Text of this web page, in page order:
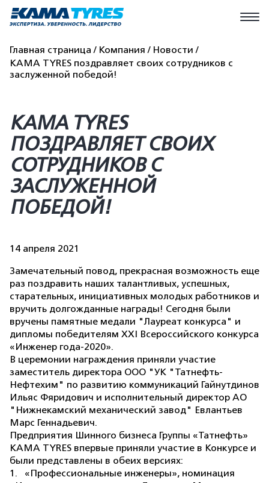
Главная страница Компания
Новости
KAMA TYRES поздравляет своих сотрудников с
заслуженной победой!
KAMA TYRES
ПОЗДРАВЛЯЕТ СВОИХ
СОТРУДНИКОВ С
ЗАСЛУЖЕННОЙ
ПОБЕДОЙ!
14 апреля 2021
Замечательный повод, прекрасная возможность еще
раз поздравить наших талантливых, успешных,
старательных, инициативных молодых работников и
вручить долгожданные награды! Сегодня были
вручены памятные медали "Лауреат конкурса" и
дипломы победителям XXI Всероссийского конкурса
«Инженер года-2020».
В церемонии награждения приняли участие
заместитель директора ООО "УК "Татнефть-
Нефтехим" по развитию коммуникаций Гайнутдинов
Ильяс Фяридович и исполнительный директор АО
"Нижнекамский механический завод" Евлантьев
Марс Геннадьевич.
Предприятия Шинного бизнеса Группы «Татнефть»
KAMA TYRES впервые приняли участие в Конкурсе и
были представлены в обеих версиях:
1. «Профессиональные инженеры», номинация